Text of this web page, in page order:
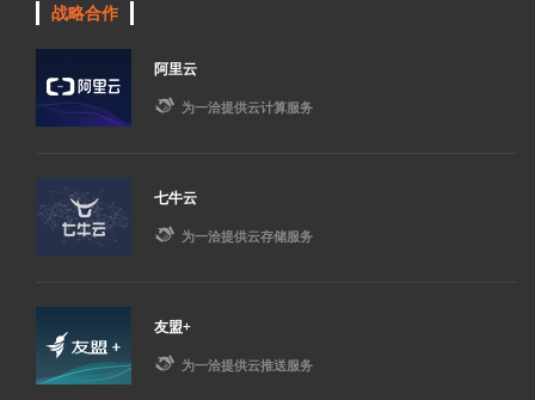
战略合作
阿里云
 为一洽提供云计算服务
七牛云
 为一洽提供云存储服务
友盟+
 为一洽提供云推送服务